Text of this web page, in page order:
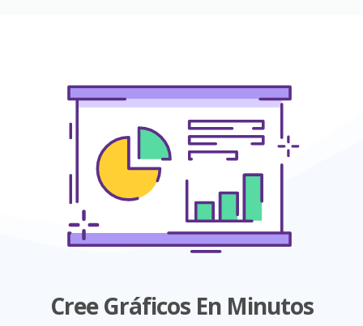
Cree Gráficos En Minutos